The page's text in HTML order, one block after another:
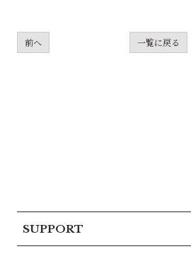
前へ 一覧に戻る
SUPPORT